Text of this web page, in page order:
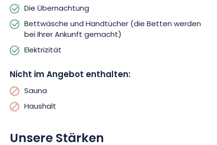
Sauna an. So können Sie sich nach einem ereignisreichen Tag
in aller Ruhe entspannen, bevor Sie sich in den Komfort Ihres
Zimmers begeben.
Um Ihren Aufenthalt so komfortabel wie möglich zu gestalten,
Die Betten werden bei Ihrer Ankunft gemacht und ein
Duschtuch pro Person wird Ihnen zur Verfügung gestellt. Bei
Ihrer Ankunft wird Ihnen ein Willkommensgeschenk serviert, mit
dem Sie die lokalen Geschmäcker entdecken können.
Die Übernachtung
Bettwäsche und Handtücher (die Betten werden
bei Ihrer Ankunft gemacht)
Elektrizität
Nicht im Angebot enthalten:
Sauna
Haushalt
Unsere Stärken